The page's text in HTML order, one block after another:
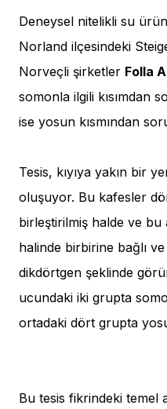
Deneysel nitelikli su
Norland ilçesindeki
Norveçli şirketler Folla
somonla ilgili kısımdan
ise yosun kısmından
Tesis, kıyıya yakın bir
oluşuyor. Bu kafesler
birleştirilmiş halde ve bu
halinde birbirine bağlı ve
dikdörtgen şeklinde
ucundaki iki grupta
ortadaki dört grupta
Bu tesis fikrindeki temel